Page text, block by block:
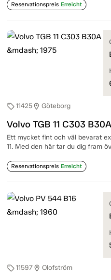
Reservationspreis Erreicht
sell11425location_on Göteborg
Volvo TGB 11 C303
Ett mycket fint och väl bevarat
11. Med den här tar du dig fram
Reservationspreis Erreicht
sell11597location_on Olofström